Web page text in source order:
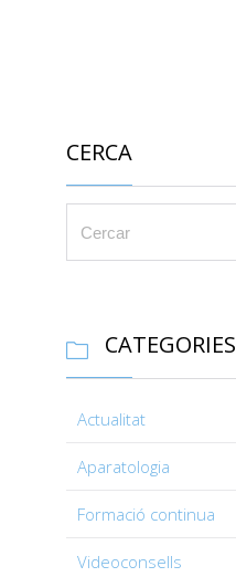
CERCA
 CATEGORIES
Actualitat
Aparatologia
Formació continua
Videoconsells